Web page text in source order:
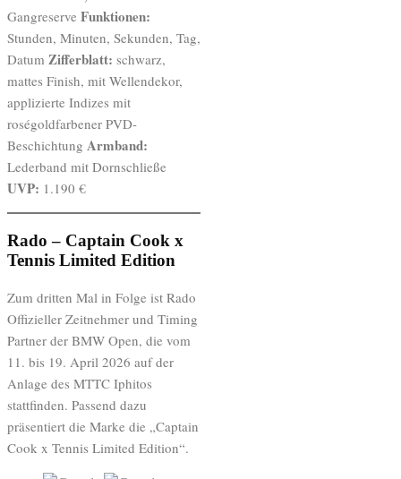
Gangreserve Funktionen:
Stunden, Minuten, Sekunden, Tag,
Datum Zifferblatt: schwarz,
mattes Finish, mit Wellendekor,
applizierte Indizes mit
roségoldfarbener PVD-
Beschichtung Armband:
Lederband mit Dornschließe
UVP: 1.190 €
Rado – Captain Cook x
Tennis Limited Edition
Zum dritten Mal in Folge ist Rado
Offizieller Zeitnehmer und Timing
Partner der BMW Open, die vom
11. bis 19. April 2026 auf der
Anlage des MTTC Iphitos
stattfinden. Passend dazu
präsentiert die Marke die „Captain
Cook x Tennis Limited Edition“.